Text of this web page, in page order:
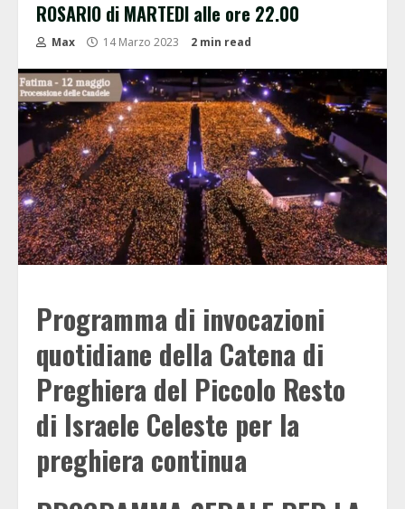
ROSARIO di MARTEDI alle ore 22.00
Max 14 Marzo 2023 2 min read
Programma di invocazioni
quotidiane della Catena di
Preghiera del Piccolo Resto
di Israele Celeste per la
preghiera continua